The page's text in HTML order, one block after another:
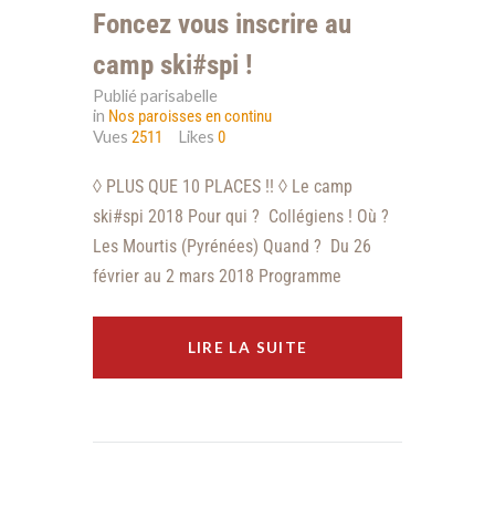
Foncez vous inscrire au
camp ski#spi !
Publié parisabelle
in Nos paroisses en continu
Vues 2511 Likes0
◊ PLUS QUE 10 PLACES !! ◊ Le camp
ski#spi 2018 Pour qui ? Collégiens ! Où ?
Les Mourtis (Pyrénées) Quand ? Du 26
février au 2 mars 2018 Programme
LIRE LA SUITE